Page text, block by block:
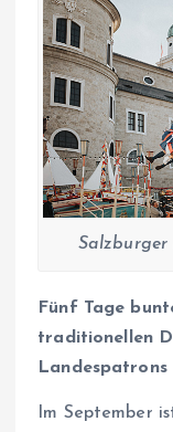
Fünf Tage
traditionellen
Landespatrons
Im September